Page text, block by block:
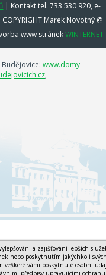
| Kontakt tel. 733 530 920, e-
COPYRIGHT Marek Novotný @
www stránekWINTERNET
Budějovice:www.domy-
,
a zajišťování lepších
nebo poskytnutím jakýchkoli
veškeré vámi poskytnuté osobní
předpisy upravujícími ochranu